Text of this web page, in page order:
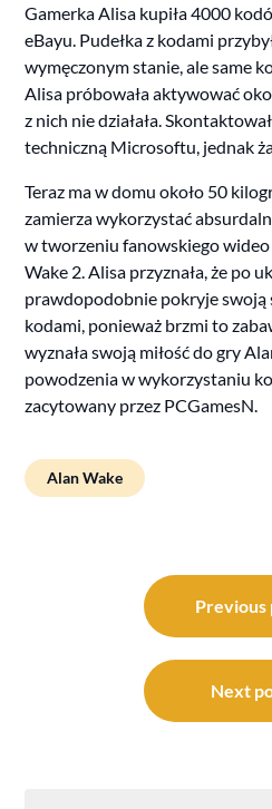
Gamerka Alisa kupiła 4000
eBayu. Pudełka z kodami
wymęczonym stanie, ale same
Alisa próbowała aktywować
z nich nie działała.
techniczną Microsoftu, jednak
Teraz ma w domu około 50
zamierza wykorzystać
w tworzeniu fanowskiego
Wake 2. Alisa przyznała, że po
prawdopodobnie pokryje swoją
kodami, ponieważ brzmi to
wyznała swoją miłość do gry
powodzenia w wykorzystaniu
zacytowany przez PCGamesN.
Alan Wake
navigation
Previous
Next